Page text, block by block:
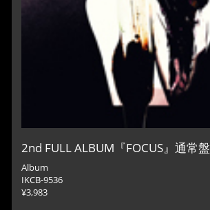
2nd FULL ALBUM『FOCUS』通常盤
Album
IKCB-9536
¥3,983